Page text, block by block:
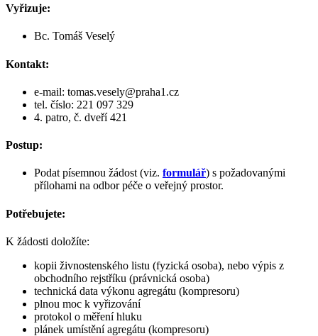
Vyřizuje:
Bc. Tomáš Veselý
Kontakt:
e-mail: tomas.vesely@praha1.cz
tel. číslo: 221 097 329
4. patro, č. dveří 421
Postup:
Podat písemnou žádost (viz. formulář) s požadovanými
přílohami na odbor péče o veřejný prostor.
Potřebujete:
K žádosti doložíte:
kopii živnostenského listu (fyzická osoba), nebo výpis z
obchodního rejstříku (právnická osoba)
technická data výkonu agregátu (kompresoru)
plnou moc k vyřizování
protokol o měření hluku
plánek umístění agregátu (kompresoru)